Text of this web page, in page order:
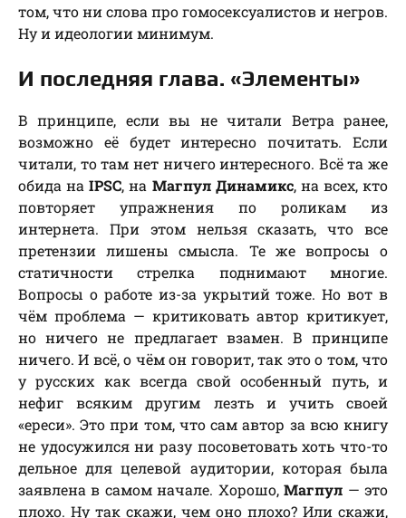
том, что ни слова про гомосексуалистов и негров.
Ну и идеологии минимум.
И последняя глава. «Элементы»
В принципе, если вы не читали Ветра ранее,
возможно её будет интересно почитать. Если
читали, то там нет ничего интересного. Всё та же
обида наIPSC, на Магпул Динамикс, на всех, кто
повторяет упражнения по роликам из
интернета. При этом нельзя сказать, что все
претензии лишены смысла. Те же вопросы о
статичности стрелка поднимают многие.
Вопросы о работе из-за укрытий тоже. Но вот в
чём проблема — критиковать автор критикует,
но ничего не предлагает взамен. В принципе
ничего. И всё, о чём он говорит, так это о том, что
у русских как всегда свой особенный путь, и
нефиг всяким другим лезть и учить своей
«ереси». Это при том, что сам автор за всю книгу
не удосужился ни разу посоветовать хоть что-то
дельное для целевой аудитории, которая была
заявлена в самом начале. Хорошо,Магпул — это
плохо. Ну так скажи, чем оно плохо? Или скажи,